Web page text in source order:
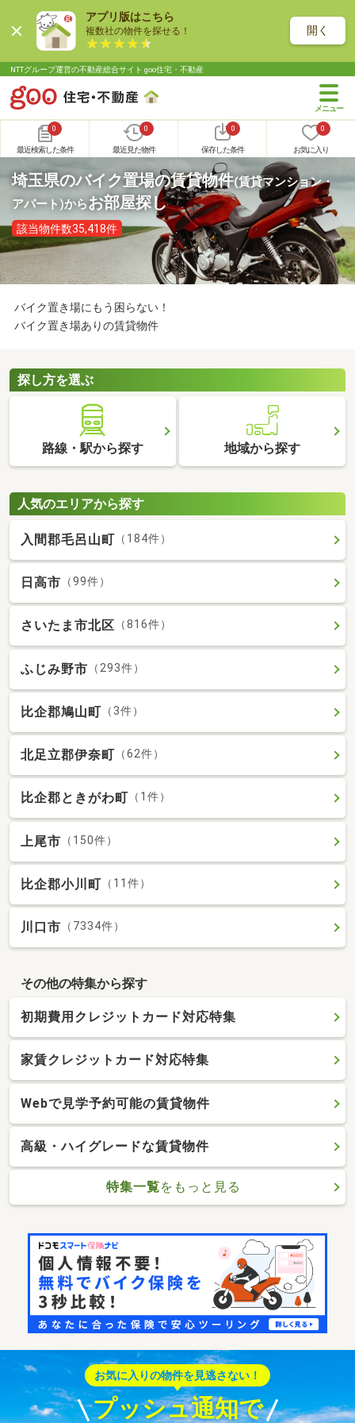
アプリ版はこちら
複数社の物件を探せる！ 開く
NTTグループ運営の不動産総合サイト goo住宅・不動産
0
最近検索した条件
0
最近見た物件
0
保存した条件
0
お気に入り
埼玉県のバイク置場の賃貸物件(賃貸マンション・
アパート)からお部屋探し
該当物件数35,418件
バイク置き場にもう困らない！
バイク置き場ありの賃貸物件
探し方を選ぶ
路線・駅から探す 地域から探す
人気のエリアから探す
入間郡毛呂山町 （184件）
日高市 （99件）
さいたま市北区 （816件）
ふじみ野市 （293件）
比企郡鳩山町 （3件）
北足立郡伊奈町 （62件）
比企郡ときがわ町 （1件）
上尾市 （150件）
比企郡小川町 （11件）
川口市 （7334件）
その他の特集から探す
初期費用クレジットカード対応特集
家賃クレジットカード対応特集
Webで見学予約可能の賃貸物件
高級・ハイグレードな賃貸物件
特集一覧をもっと見る
お気に入りの物件を見逃さない！
プッシュ通知で